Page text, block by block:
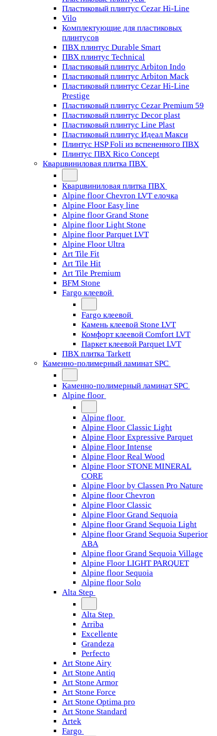
Пластиковый плинтус Cezar Hi-Line
Vilo
Комплектующие для пластиковых
плинтусов
ПВХ плинтус Durable Smart
ПВХ плинтус Technical
Пластиковый плинтус Arbiton Indo
Пластиковый плинтус Arbiton Mack
Пластиковый плинтус Cezar Hi-Line
Prestige
Пластиковый плинтус Cezar Premium 59
Пластиковый плинтус Decor plast
Пластиковый плинтус Line Plast
Пластиковый плинтус Идеал Макси
Плинтус HSP Foli из вспененного ПВХ
Плинтус ПВХ Rico Concept
Кварцвиниловая плитка ПВХ
Кварцвиниловая плитка ПВХ
Alpine floor Chevron LVT елочка
Alpine Floor Easy line
Alpine floor Grand Stone
Alpine floor Light Stone
Alpine floor Parquet LVT
Alpine Floor Ultra
Art Tile Fit
Art Tile Hit
Art Tile Premium
BFM Stone
Fargo клеевой
Fargo клеевой
Камень клеевой Stone LVT
Комфорт клеевой Comfort LVT
Паркет клеевой Parquet LVT
ПВХ плитка Tarkett
Каменно-полимерный ламинат SPC
Каменно-полимерный ламинат SPC
Alpine floor
Alpine floor
Alpine Floor Classic Light
Alpine Floor Expressive Parquet
Alpine Floor Intense
Alpine Floor Real Wood
Alpine Floor STONE MINERAL
CORE
Alpine Floor by Classen Pro Nature
Alpine floor Chevron
Alpine Floor Classic
Alpine Floor Grand Sequoia
Alpine floor Grand Sequoia Light
Alpine floor Grand Sequoia Superior
ABA
Alpine floor Grand Sequoia Village
Alpine Floor LIGHT PARQUET
Alpine floor Sequoia
Alpine floor Solo
Alta Step
Alta Step
Arriba
Excellente
Grandeza
Perfecto
Art Stone Airy
Art Stone Antiq
Art Stone Armor
Art Stone Force
Art Stone Optima pro
Art Stone Standard
Artek
Fargo